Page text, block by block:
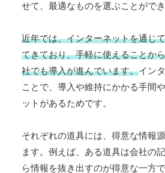
せて、最適なものを選ぶことができ
近年では、インターネットを通じ
てきており、手軽に使えることか
社でも導入が進んでいます。イン
ことで、導入や維持にかかる手間
ットがあるためです。
それぞれの道具には、得意な情報
ます。例えば、ある道具は会社の
ら情報を抜き出すのが得意な一方